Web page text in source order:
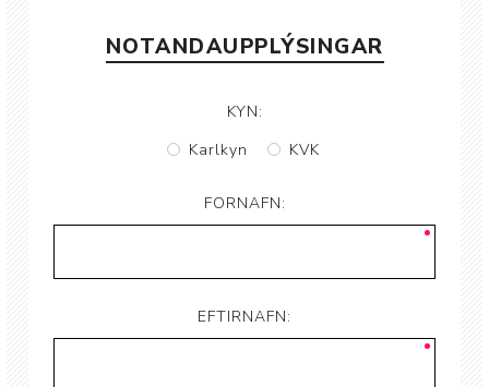
NOTANDAUPPLÝSINGAR
KYN:
Karlkyn
KVK
FORNAFN:
EFTIRNAFN: